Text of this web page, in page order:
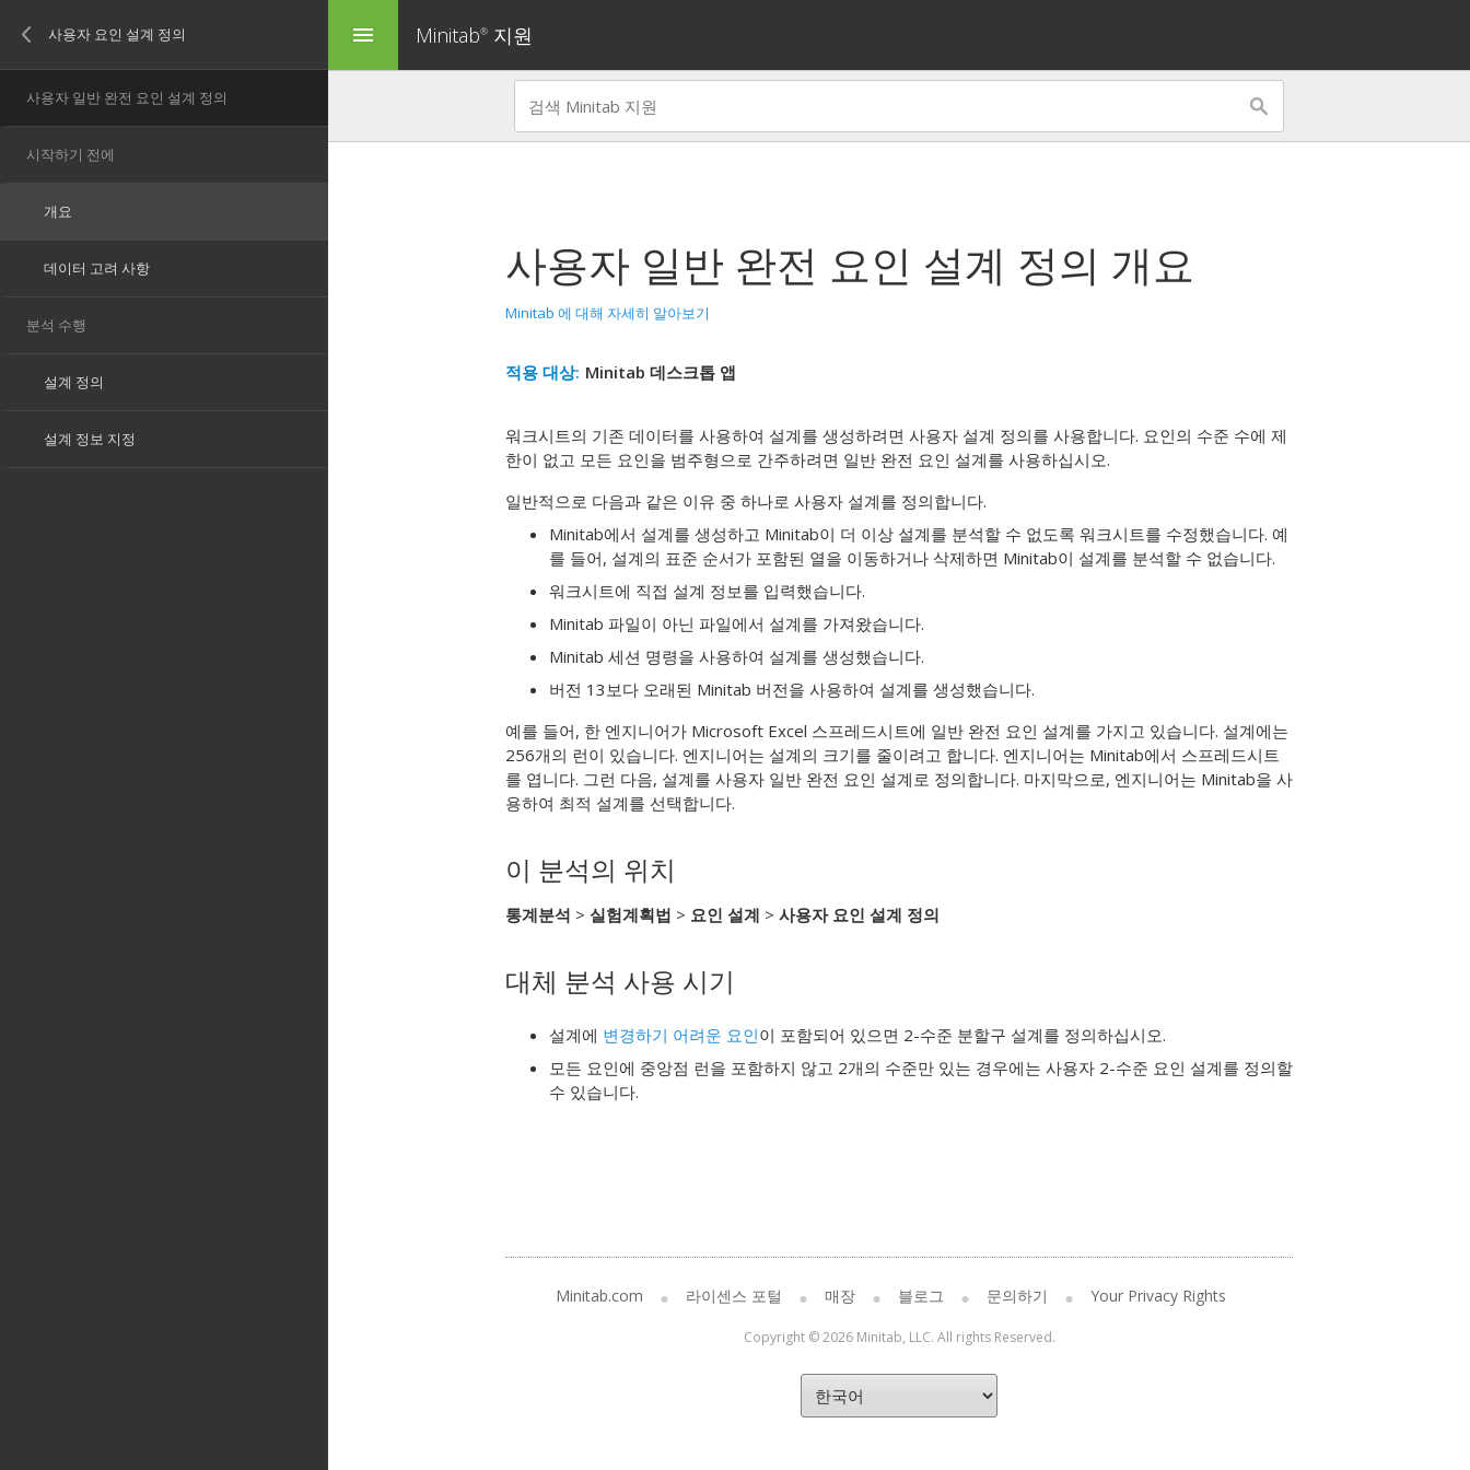
menu Minitab® 지원
사용자 일반 완전 요인 설계 정의 개요
Minitab 에 대해 자세히 알아보기
적용 대상: Minitab 데스크톱 앱
워크시트의 기존 데이터를 사용하여 설계를 생성하려면 사용자 설계 정의를 사용합니다. 요인의 수준 수에 제
한이 없고 모든 요인을 범주형으로 간주하려면 일반 완전 요인 설계를 사용하십시오.
일반적으로 다음과 같은 이유 중 하나로 사용자 설계를 정의합니다.
Minitab에서 설계를 생성하고 Minitab이 더 이상 설계를 분석할 수 없도록 워크시트를 수정했습니다. 예
를 들어, 설계의 표준 순서가 포함된 열을 이동하거나 삭제하면 Minitab이 설계를 분석할 수 없습니다.
워크시트에 직접 설계 정보를 입력했습니다.
Minitab 파일이 아닌 파일에서 설계를 가져왔습니다.
Minitab 세션 명령을 사용하여 설계를 생성했습니다.
버전 13보다 오래된 Minitab 버전을 사용하여 설계를 생성했습니다.
예를 들어, 한 엔지니어가 Microsoft Excel 스프레드시트에 일반 완전 요인 설계를 가지고 있습니다. 설계에는
256개의 런이 있습니다. 엔지니어는 설계의 크기를 줄이려고 합니다. 엔지니어는 Minitab에서 스프레드시트
를 엽니다. 그런 다음, 설계를 사용자 일반 완전 요인 설계로 정의합니다. 마지막으로, 엔지니어는 Minitab을 사
용하여 최적 설계를 선택합니다.
이 분석의 위치
통계분석 > 실험계획법 > 요인 설계 > 사용자 요인 설계 정의
대체 분석 사용 시기
설계에 변경하기 어려운 요인이 포함되어 있으면 2-수준 분할구 설계를 정의하십시오.
모든 요인에 중앙점 런을 포함하지 않고 2개의 수준만 있는 경우에는 사용자 2-수준 요인 설계를 정의할
수 있습니다.
Minitab.com 라이센스 포털 매장 블로그 문의하기 Your Privacy Rights
Copyright © 2026 Minitab, LLC. All rights Reserved.